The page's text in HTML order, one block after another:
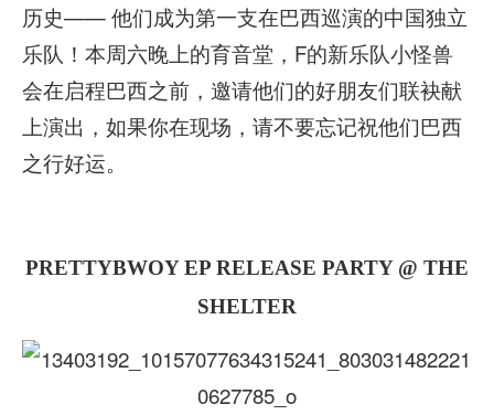
历史—— 他们成为第一支在巴西巡演的中国独立
乐队！本周六晚上的育音堂，F的新乐队小怪兽
会在启程巴西之前，邀请他们的好朋友们联袂献
上演出，如果你在现场，请不要忘记祝他们巴西
之行好运。
PRETTYBWOY EP RELEASE PARTY @ THE
SHELTER